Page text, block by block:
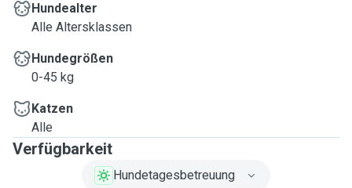
Hundealter
Alle Altersklassen
Hundegrößen
0-45 kg
Katzen
Alle
Verfügbarkeit
Hundetagesbetreuung